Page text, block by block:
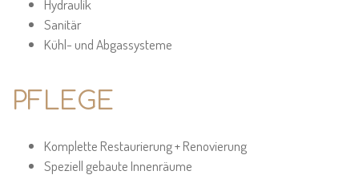
Hydraulik
Sanitär
Kühl- und Abgassysteme
PFLEGE
Komplette Restaurierung + Renovierung
Speziell gebaute Innenräume